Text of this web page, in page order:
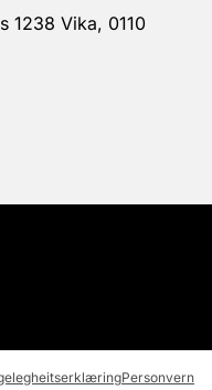
1238 Vika, 0110
Personvern